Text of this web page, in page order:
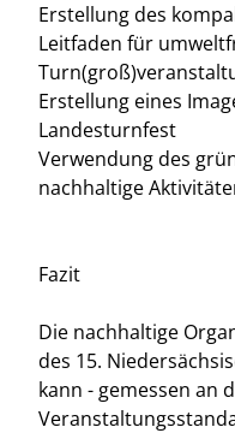
Erstellung des
Leitfaden für
Erstellung eines
Landesturnfest
Verwendung des
nachhaltige
Fazit
Die nachhaltige
des 15.
kann - gemessen an